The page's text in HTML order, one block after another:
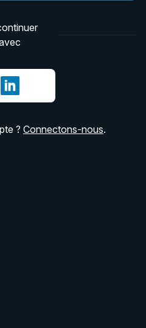
Se connecter avec LinkedIn
? Connectons-nous.